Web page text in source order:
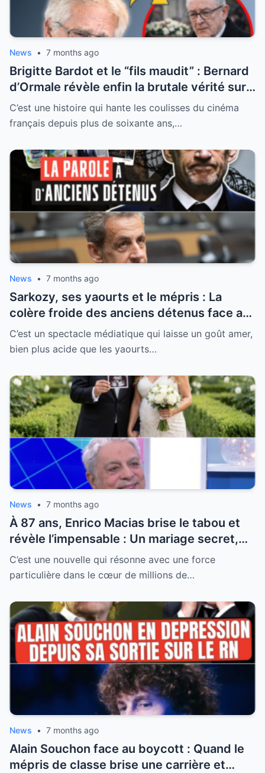
News • 7 months ago
Brigitte Bardot et le “fils maudit” : Bernard
d’Ormale révèle enfin la brutale vérité sur
une maternité sacrifiée
C’est une histoire qui hante les coulisses du cinéma
français depuis plus de soixante ans,…
News • 7 months ago
Sarkozy, ses yaourts et le mépris : La
colère froide des anciens détenus face au
“Sarko-show” indécent
C’est un spectacle médiatique qui laisse un goût amer,
bien plus acide que les yaourts…
News • 7 months ago
À 87 ans, Enrico Macias brise le tabou et
révèle l’impensable : Un mariage secret,
une promesse éternelle et la vérité sur sa
nouvelle vie
C’est une nouvelle qui résonne avec une force
particulière dans le cœur de millions de…
News • 7 months ago
Alain Souchon face au boycott : Quand le
mépris de classe brise une carrière et